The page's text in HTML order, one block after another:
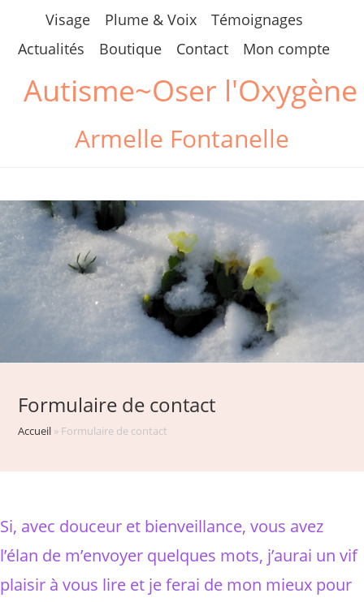
content
Visage Plume & Voix
Témoignages
Actualités
Boutique Contact Mon compte
Autisme~Oser l'Oxygène
Armelle Fontanelle
Formulaire de contact
Accueil » Formulaire de contact
Si, avec douceur et bienveillance, vous avez
l’élan de m’envoyer quelques mots, j’aurai un vif
plaisir à vous lire et je ferai de mon mieux pour